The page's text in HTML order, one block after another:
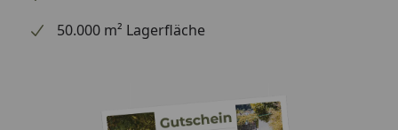
50.000 m² Lagerfläche